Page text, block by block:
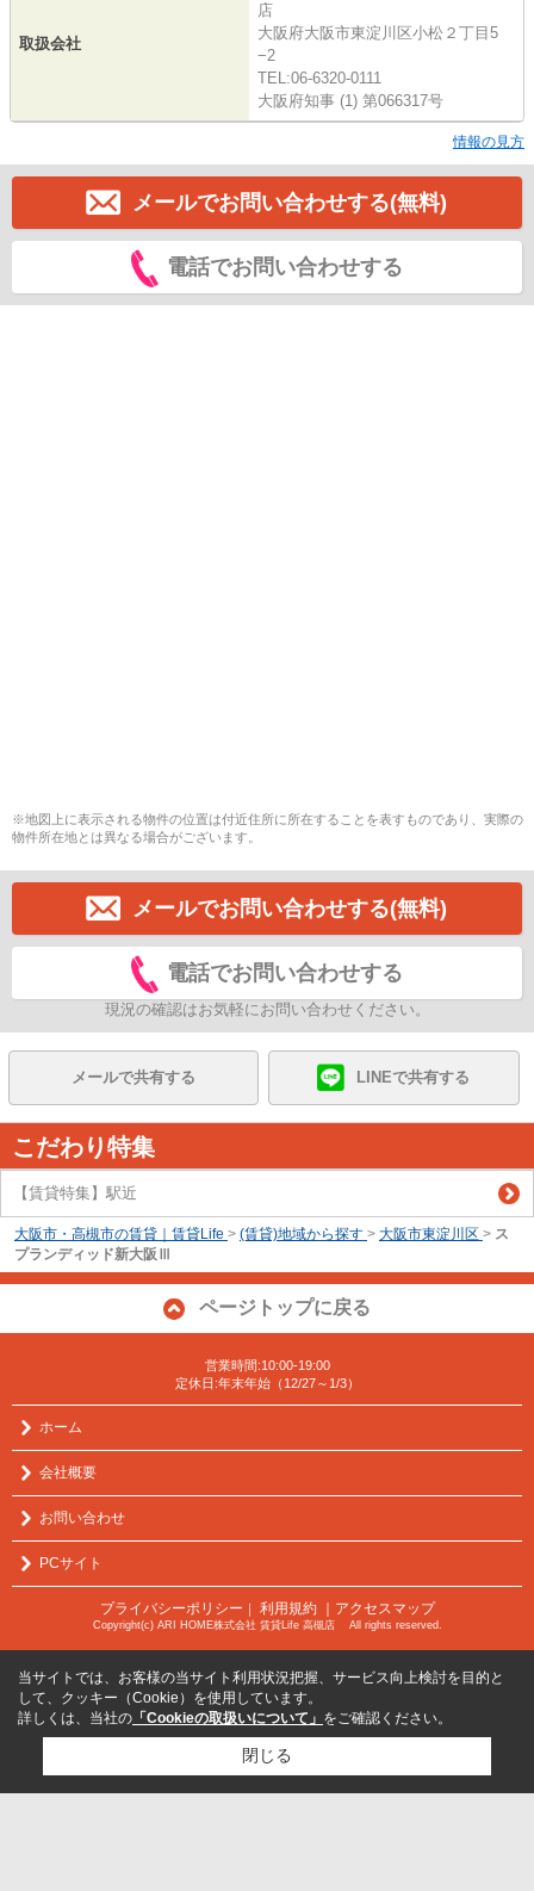
取扱会社
店
大阪府大阪市東淀川区小松２丁目5
−2
TEL:06-6320-0111
大阪府知事 (1) 第066317号
情報の見方
メールでお問い合わせする(無料)
電話でお問い合わせする
※地図上に表示される物件の位置は付近住所に所在することを表すものであり、実際の
物件所在地とは異なる場合がございます。
メールでお問い合わせする(無料)
電話でお問い合わせする
現況の確認はお気軽にお問い合わせください。
メールで共有する LINEで共有する
こだわり特集
【賃貸特集】駅近
大阪市・高槻市の賃貸｜賃貸Life > (賃貸)地域から探す > 大阪市東淀川区 > ス
プランディッド新大阪Ⅲ
ページトップに戻る
営業時間:10:00-19:00
定休日:年末年始（12/27～1/3）
ホーム
会社概要
お問い合わせ
PCサイト
プライバシーポリシー 利用規約 ｜アクセスマップ
Copyright(c) ARI HOME株式会社 賃貸Life 高槻店 All rights reserved.
当サイトでは、お客様の当サイト利用状況把握、サービス向上検討を目的と
して、クッキー（Cookie）を使用しています。
詳しくは、当社の 「Cookieの取扱いについて」 をご確認ください。
閉じる